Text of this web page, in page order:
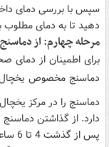
سپس با بررسی دمای
دهید تا به دمای مطلوب
مرحله چهارم: از
برای اطمینان از دمای
دماسنج مخصوص یخچال
دماسنج را در مرکز
دارد. از گذاشتن دماسنج
پس